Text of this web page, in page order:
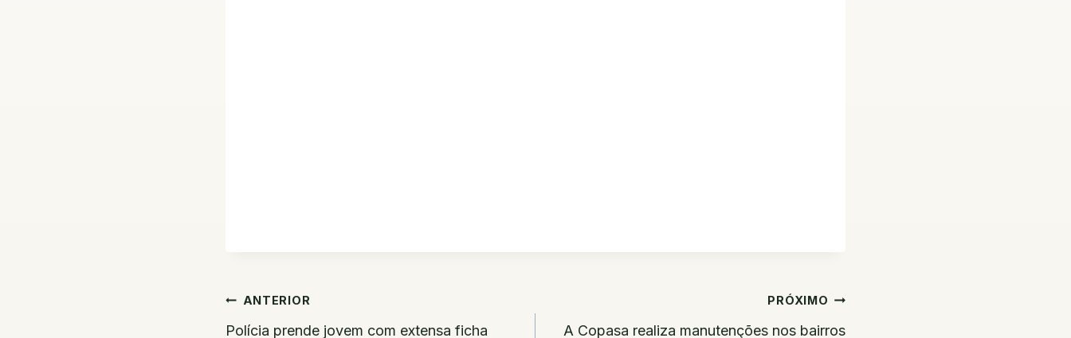
Navegação
ANTERIOR
Polícia prende jovem com extensa ficha
PRÓXIMO
A Copasa realiza manutenções nos bairros